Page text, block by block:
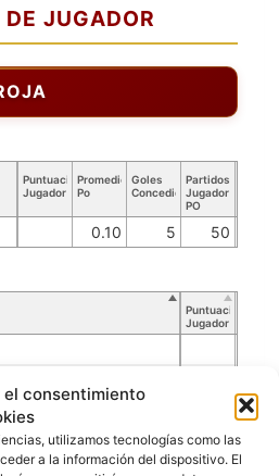
el consentimiento
utilizamos tecnologías como las
a la información del dispositivo. El
JUGADOR
Puntuación
Jugador
Promedio
Po
Goles
Concedidos
Partidos
Jugador
PO
0.10 5 50
Puntuación
Jugador
ceron
Pereira